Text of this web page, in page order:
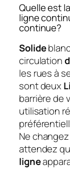
Quelle est
ligne
continue?
Solide
circulation
les rues à
sont deux
barrière de
utilisation
Ne
attendez
ligne